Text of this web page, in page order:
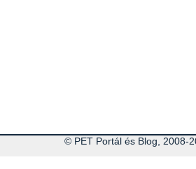
© PET Portál és Blog, 2008-